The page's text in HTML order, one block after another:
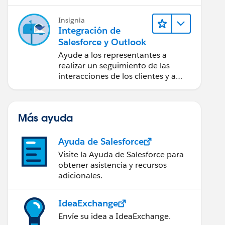
Insignia
Integración de
Salesforce y Outlook
Ayude a los representantes a
realizar un seguimiento de las
interacciones de los clientes y a
Más ayuda
Ayuda de Salesforce
Visite la Ayuda de Salesforce para
obtener asistencia y recursos
adicionales.
IdeaExchange
Envíe su idea a IdeaExchange.